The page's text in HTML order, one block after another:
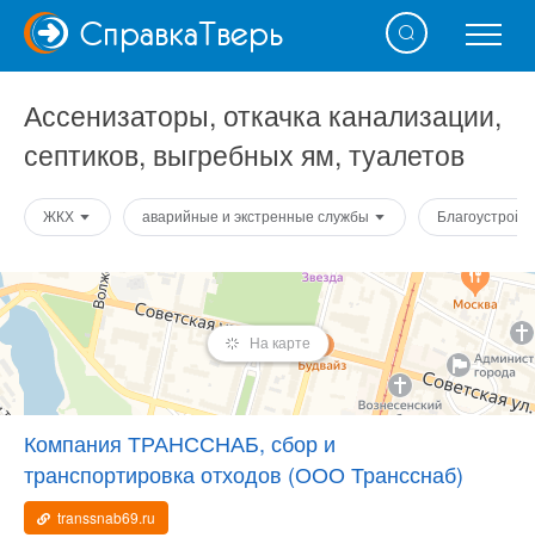
СправкаТверь
Ассенизаторы, откачка канализации,
септиков, выгребных ям, туалетов
ЖКХ аварийные и экстренные службы
На карте
Компания ТРАНССНАБ, сбор и
транспортировка отходов (ООО Трансснаб)
transsnab69.ru